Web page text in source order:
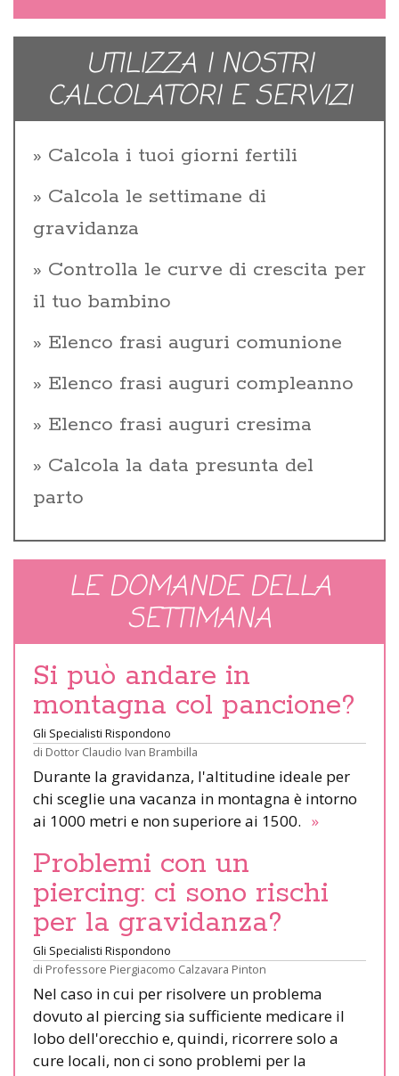
UTILIZZA I NOSTRI
CALCOLATORI E SERVIZI
Calcola i tuoi giorni fertili
Calcola le settimane di
gravidanza
Controlla le curve di crescita per
il tuo bambino
Elenco frasi auguri comunione
Elenco frasi auguri compleanno
Elenco frasi auguri cresima
Calcola la data presunta del
parto
LE DOMANDE DELLA
SETTIMANA
Si può andare in
montagna col pancione?
Gli Specialisti Rispondono
di Dottor Claudio Ivan Brambilla
Durante la gravidanza, l'altitudine ideale per
chi sceglie una vacanza in montagna è intorno
ai 1000 metri e non superiore ai 1500. »
Problemi con un
piercing: ci sono rischi
per la gravidanza?
Gli Specialisti Rispondono
di Professore Piergiacomo Calzavara Pinton
Nel caso in cui per risolvere un problema
dovuto al piercing sia sufficiente medicare il
lobo dell'orecchio e, quindi, ricorrere solo a
cure locali, non ci sono problemi per la